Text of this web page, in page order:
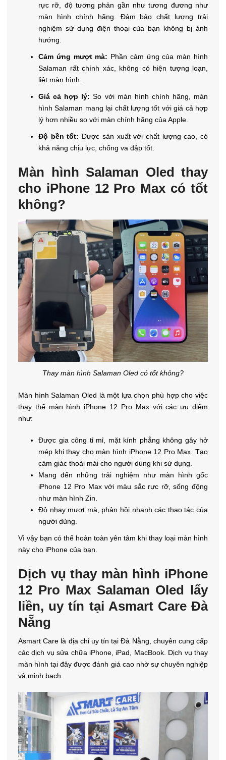
rực rỡ, độ tương phản gần như tương đương như
màn hình chính hãng. Đảm bảo chất lượng trải
nghiệm sử dụng điện thoại của bạn không bị ảnh
hướng.
Cảm ứng mượt mà: Phần cảm ứng của màn hình
Salaman rất chính xác, không có hiện tượng loạn,
liệt màn hình.
Giá cả hợp lý:So với màn hình chính hãng, màn
hình Salaman mang lại chất lượng tốt với giá cả hợp
lý hơn nhiều so với màn chính hãng của Apple.
Độ bền tốt:Được sản xuất với chất lượng cao, có
khả năng chịu lực, chống va đập tốt.
Màn hình Salaman Oled thay
cho iPhone 12 Pro Max có tốt
không?
Thay màn hình Salaman Oled có tốt không?
Màn hình Salaman Oled là một lựa chọn phù hợp cho việc
thay thế màn hình iPhone 12 Pro Max với các ưu điểm
như:
Được gia công tỉ mỉ, mặt kính phẳng không gây hở
mép khi thay cho màn hình iPhone 12 Pro Max. Tạo
cảm giác thoải mái cho người dùng khi sử dụng.
Mang đến những trải nghiệm như màn hình gốc
iPhone 12 Pro Max với màu sắc rực rỡ, sống động
như màn hình Zin.
Độ nhạy mượt mà, phản hồi nhanh các thao tác của
người dùng.
Vì vậy bạn có thể hoàn toàn yên tâm khi thay loại màn hình
này cho iPhone của bạn.
Dịch vụ thay màn hình iPhone
12 Pro Max Salaman Oled lấy
liền, uy tín tại Asmart Care Đà
Nẵng
Asmart Care là địa chỉ uy tín tại Đà Nẵng, chuyên cung cấp
các dịch vụ sửa chữa iPhone, iPad, MacBook. Dịch vụ thay
màn hình tại đây được đánh giá cao nhờ sự chuyên nghiệp
và minh bạch.